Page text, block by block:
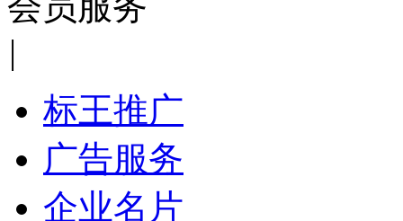
|
标王推广
广告服务
企业名片